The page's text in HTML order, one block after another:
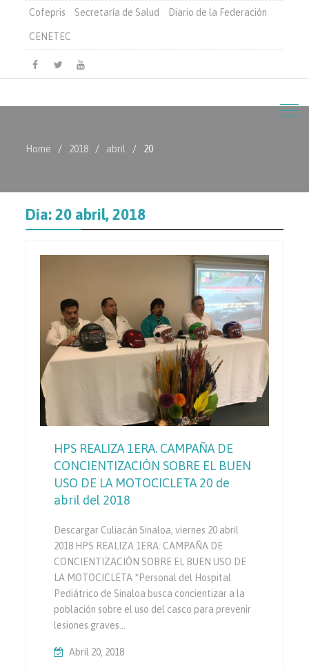
Cofepris Secretaría de Salud Diario de la Federación
CENETEC
Facebook
TwitterYoutube
Home 2018 abril 20
Día:20 abril, 2018
HPS REALIZA 1ERA. CAMPAÑA DE
CONCIENTIZACIÓN SOBRE EL BUEN
USO DE LA MOTOCICLETA 20 de
abril del 2018
Descargar Culiacán Sinaloa, viernes 20 abril
2018 HPS REALIZA 1ERA. CAMPAÑA DE
CONCIENTIZACIÓN SOBRE EL BUEN USO DE
LA MOTOCICLETA *Personal del Hospital
Pediátrico de Sinaloa busca concientizar a la
población sobre el uso del casco para prevenir
lesiones graves…
Abril 20, 2018